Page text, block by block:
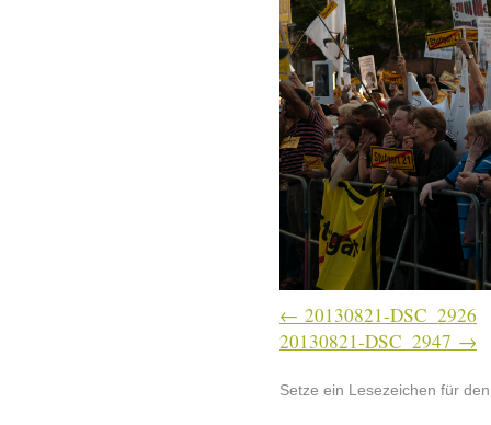
20130821-DSC_2926
20130821-DSC_2947
Setze ein Lesezeichen für